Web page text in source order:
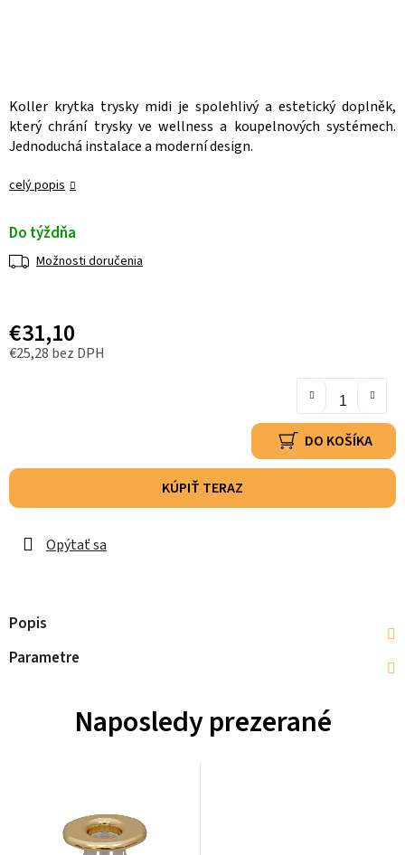
Koller krytka trysky midi je spolehlivý a estetický doplněk,
který chrání trysky ve wellness a koupelnových systémech.
Jednoduchá instalace a moderní design.
celý popis
Do týždňa
Možnosti doručenia
€31,10
€25,28 bez DPH
DO KOŠÍKA
KÚPIŤ TERAZ
Opýtať sa
Popis
Parametre
Naposledy prezerané